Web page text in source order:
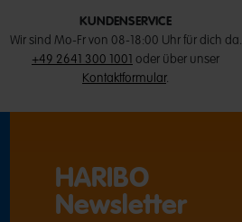
KUNDENSERVICE
Wir sind Mo-Fr von 08-18:00 Uhr für dich da.
+49 2641 300 1001
oder über unser
Kontaktformular.
HARIBO
Newsletter